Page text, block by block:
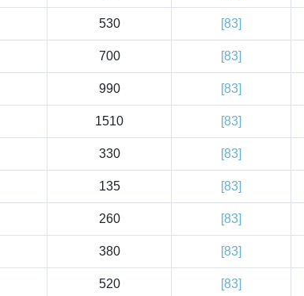
530 [83]
700 [83]
990 [83]
1510 [83]
330 [83]
135 [83]
260 [83]
380 [83]
520 [83]